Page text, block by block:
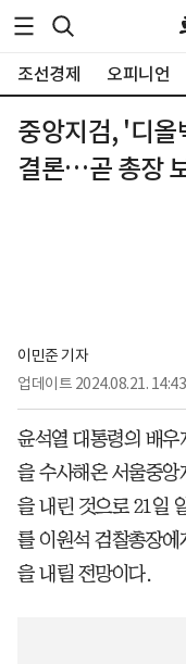
조선경제 오피니언
중앙지검, '디올
결론…곧 총장
이민준 기자
업데이트 2024.08.21. 14:43
윤석열 대통령의 배우
을 수사해온 서울중앙
을 내린 것으로 21일
를 이원석 검찰총장
을 내릴 전망이다.